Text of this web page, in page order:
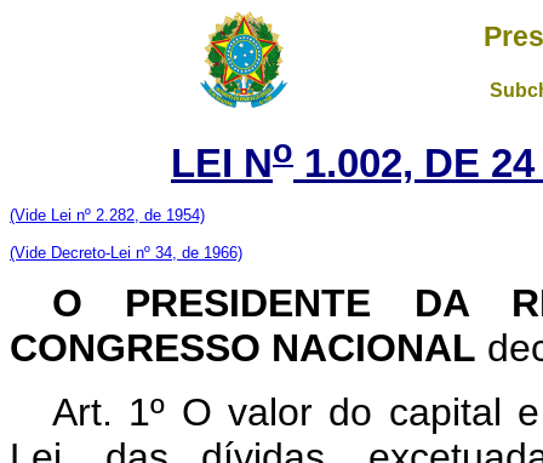
LEI No 1.002, DE
(Vide Lei nº 2.282, de 1954)
(Vide Decreto-Lei nº 34, de 1966)
O PRESIDENTE DA
CONGRESSO NACIONAL
Art. 1º O valor do capital